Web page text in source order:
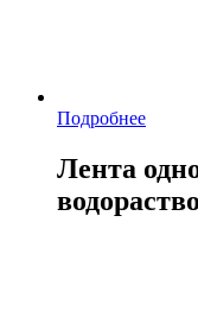
Подробнее
Лента